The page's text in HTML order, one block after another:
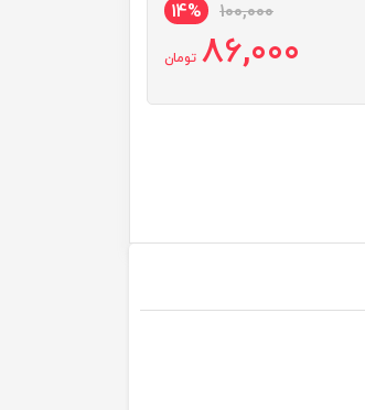
100,000
14%
86,000 تومان